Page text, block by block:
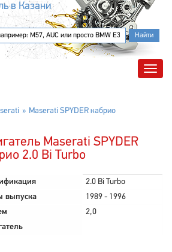
в Казани
Maserati SPYDER кабрио
Maserati SPYDER
2.0 Bi Turbo
2.0 Bi Turbo
выпуска
1989 - 1996
2,0